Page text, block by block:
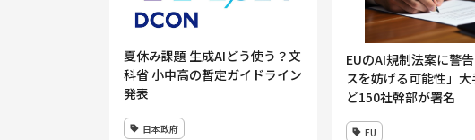
夏休み課題 生成AIどう使う？文
科省 小中高の暫定ガイドライン
発表
日本政府
EUのAI規制法案に警
スを妨げる可能性」
ど150社幹部が署名
EU